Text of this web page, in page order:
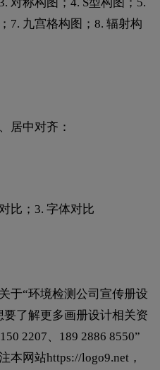
7. 九宫格构图；8. 辐射构
居中对齐：
比；3. 字体对比
于“环境检测公司宣传册设
了解更多画册设计相关资
2207、189 2886 8550”
本网站https://logo9.net ，